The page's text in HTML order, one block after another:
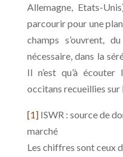
Allemagne, Etats-
parcourir pour une
champs s’ouvrent,
nécessaire, dans la
Il n’est qu’à écouter
occitans recueillies sur
[1]ISWR : source de
marché
Les chiffres sont ceux